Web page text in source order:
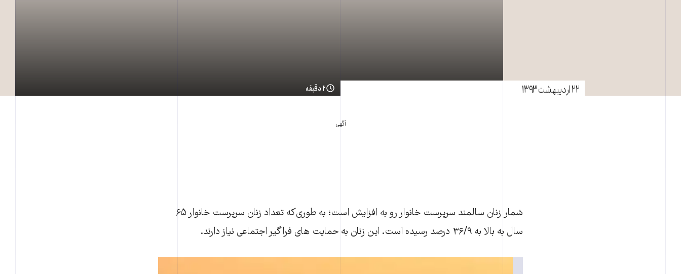
۲۲ اردیبهشت ۱۳۹۳ ۲ دقیقه
آگهی
شمار زنان سالمند سرپرست خانوار رو به افزايش است؛ به طوری‌که تعداد زنان سرپرست خانوار ۶۵
سال به بالا به ۳۶/۹ درصد رسيده‌ است. اين زنان به حمايت های فراگیر اجتماعی نياز دارند.